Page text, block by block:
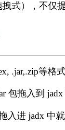
式），不
.jar,.zip等格
包拖入到 jadx
入进 jadx 中就